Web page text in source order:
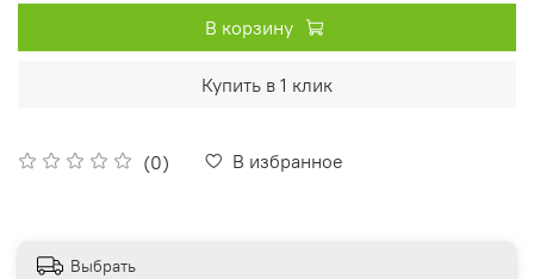
(0) В избранное
В корзину
Купить в 1 клик
Выбрать